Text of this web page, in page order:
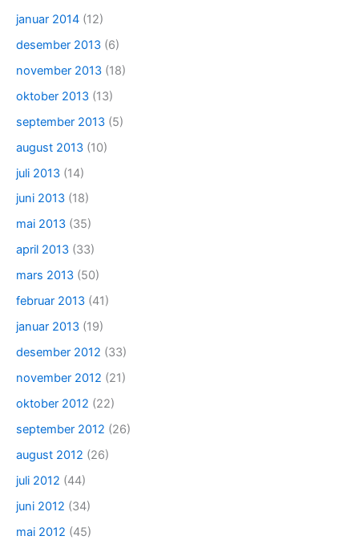
januar 2014 (12)
desember 2013 (6)
november 2013 (18)
oktober 2013 (13)
september 2013 (5)
august 2013 (10)
juli 2013 (14)
juni 2013 (18)
mai 2013 (35)
april 2013 (33)
mars 2013 (50)
februar 2013 (41)
januar 2013 (19)
desember 2012 (33)
november 2012 (21)
oktober 2012 (22)
september 2012 (26)
august 2012 (26)
juli 2012 (44)
juni 2012 (34)
mai 2012 (45)